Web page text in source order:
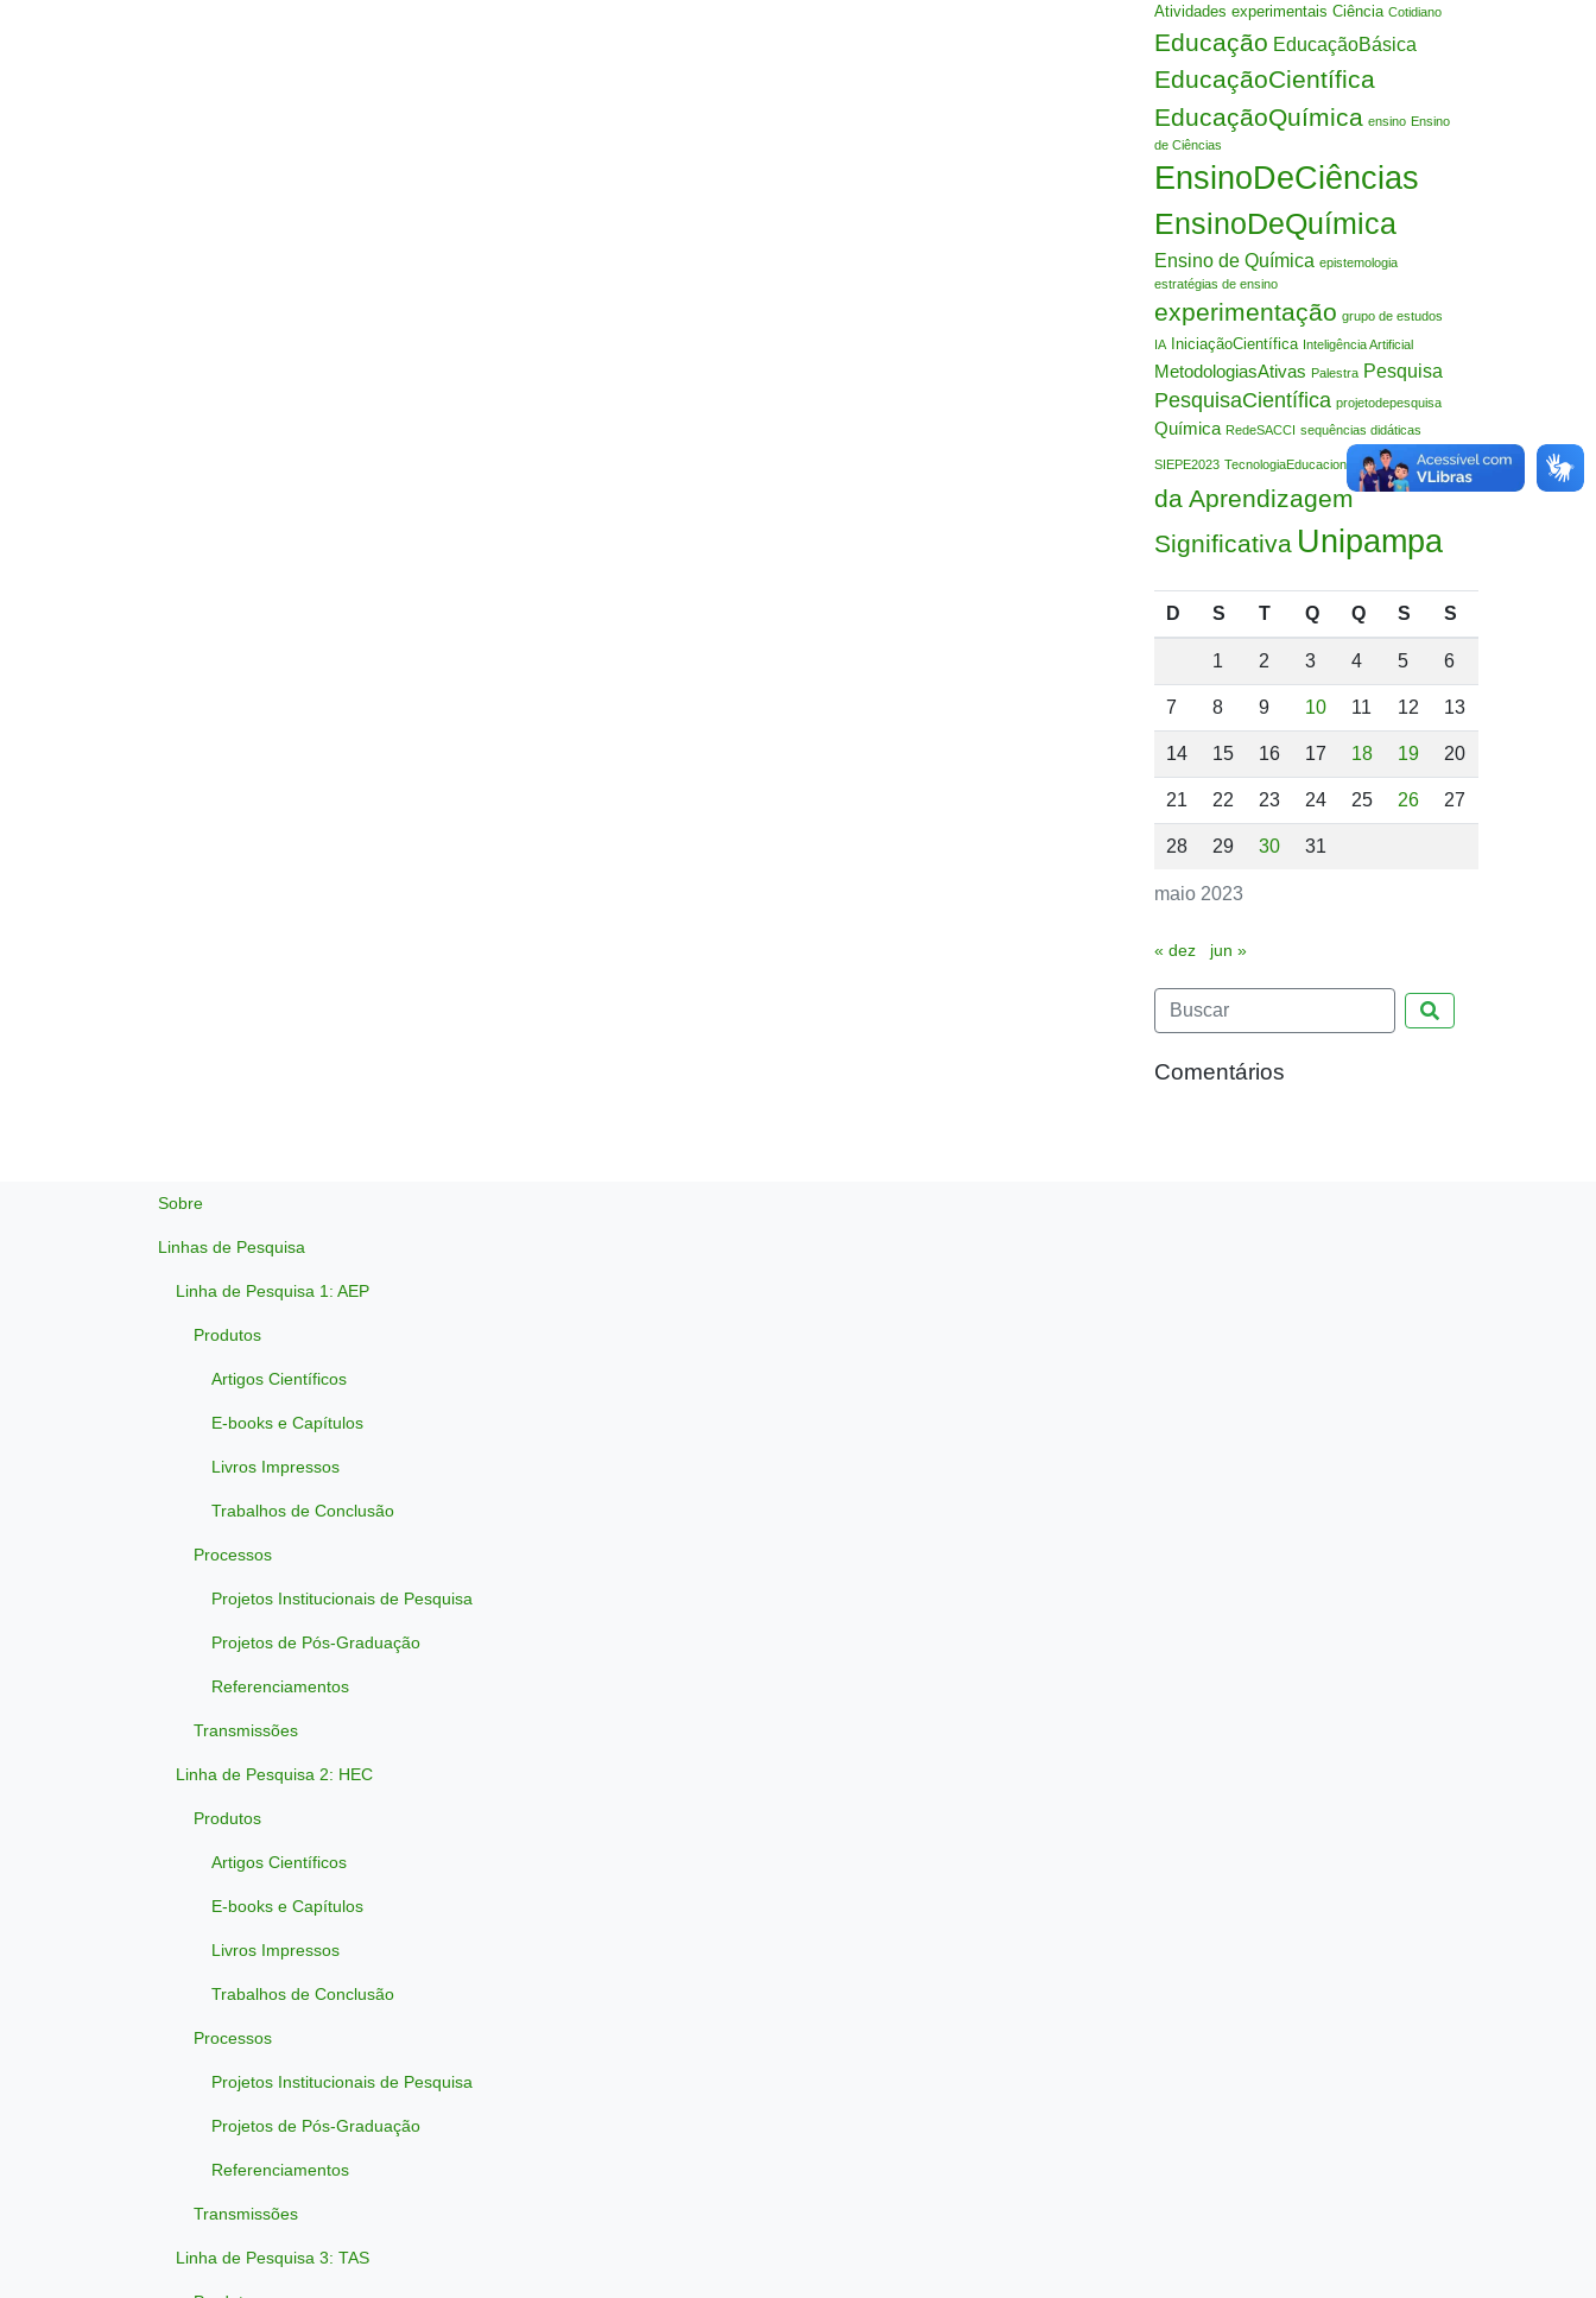
Atividades experimentais Ciência Cotidiano
Educação EducaçãoBásica
EducaçãoCientífica
EducaçãoQuímica ensino Ensino
de Ciências
EnsinoDeCiências
EnsinoDeQuímica
Ensino de Química epistemologia
estratégias de ensino
experimentação grupo de estudos
IA IniciaçãoCientífica Inteligência Artificial
MetodologiasAtivas Palestra Pesquisa
PesquisaCientífica projetodepesquisa
Química RedeSACCI sequências didáticas
SIEPE2023 TecnologiaEducacional
Teoria
da Aprendizagem
Significativa Unipampa
maio 2023
D S T Q Q S S
1 2 3 4 5 6
7 8 9 10 11 12 13
14 15 16 17 18 19 20
21 22 23 24 25 26 27
28 29 30 31
« dez jun »
Comentários
Sobre
Linhas de Pesquisa
Linha de Pesquisa 1: AEP
Produtos
Artigos Científicos
E-books e Capítulos
Livros Impressos
Trabalhos de Conclusão
Processos
Projetos Institucionais de Pesquisa
Projetos de Pós-Graduação
Referenciamentos
Transmissões
Linha de Pesquisa 2: HEC
Produtos
Artigos Científicos
E-books e Capítulos
Livros Impressos
Trabalhos de Conclusão
Processos
Projetos Institucionais de Pesquisa
Projetos de Pós-Graduação
Referenciamentos
Transmissões
Linha de Pesquisa 3: TAS